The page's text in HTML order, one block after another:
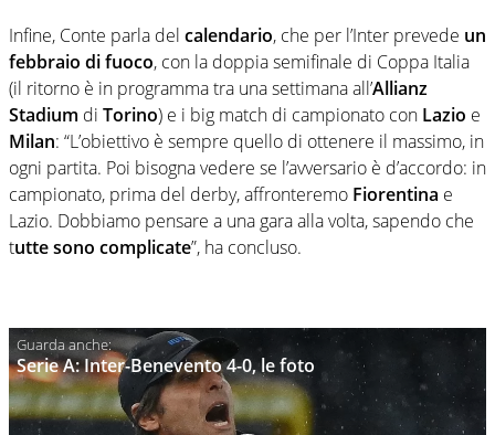
Infine, Conte parla del calendario, che per l’Inter prevede un
febbraio di fuoco, con la doppia semifinale di Coppa Italia
(il ritorno è in programma tra una settimana all’Allianz
Stadium di Torino) e i big match di campionato con Lazio e
Milan: “L’obiettivo è sempre quello di ottenere il massimo, in
ogni partita. Poi bisogna vedere se l’avversario è d’accordo: in
campionato, prima del derby, affronteremo Fiorentina e
Lazio. Dobbiamo pensare a una gara alla volta, sapendo che
tutte sono complicate”, ha concluso.
Serie A: Inter-Benevento 4-0, le foto